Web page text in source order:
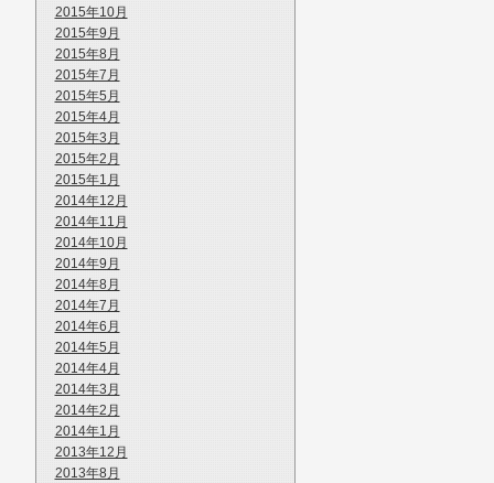
2015年10月
2015年9月
2015年8月
2015年7月
2015年5月
2015年4月
2015年3月
2015年2月
2015年1月
2014年12月
2014年11月
2014年10月
2014年9月
2014年8月
2014年7月
2014年6月
2014年5月
2014年4月
2014年3月
2014年2月
2014年1月
2013年12月
2013年8月